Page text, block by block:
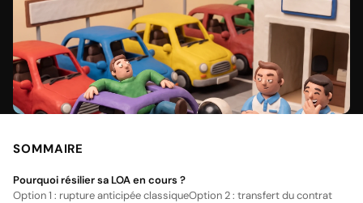
SOMMAIRE
Pourquoi résilier sa LOA en cours ?
Option 1 : rupture anticipée classiqueOption 2 : transfert du contrat